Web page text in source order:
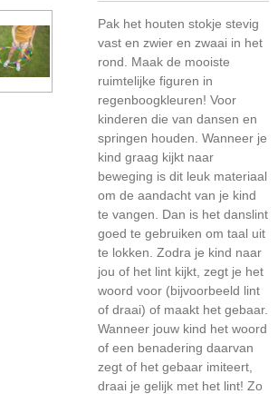
Pak het houten stokje stevig
vast en zwier en zwaai in het
rond. Maak de mooiste
ruimtelijke figuren in
regenboogkleuren! Voor
kinderen die van dansen en
springen houden. Wanneer je
kind graag kijkt naar
beweging is dit leuk materiaal
om de aandacht van je kind
te vangen. Dan is het danslint
goed te gebruiken om taal uit
te lokken. Zodra je kind naar
jou of het lint kijkt, zegt je het
woord voor (bijvoorbeeld lint
of draai) of maakt het gebaar.
Wanneer jouw kind het woord
of een benadering daarvan
zegt of het gebaar imiteert,
draai je gelijk met het lint! Zo